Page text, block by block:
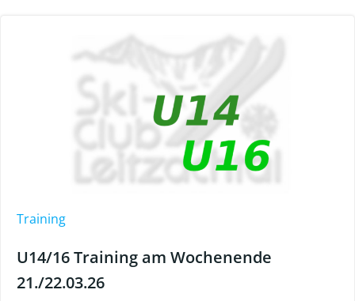
Training
U14/16 Training am Wochenende
21./22.03.26